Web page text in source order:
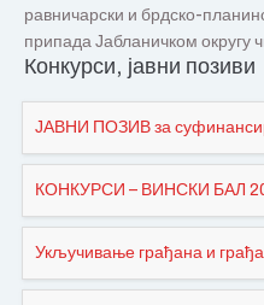
равничарски и брдско-
припада Јабланичком округу
Конкурси, јавни позиви
ЈАВНИ ПОЗИВ за
КОНКУРСИ – ВИНСКИ БАЛ
Укључивање грађана и